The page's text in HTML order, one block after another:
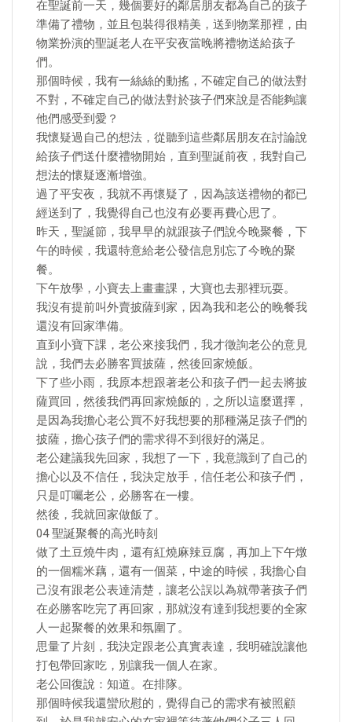
在聖誕前一天，幾個要好的鄰居朋友都為自己的孩子
準備了禮物，並且包裝得很精美，送到物業那裡，由
物業扮演的聖誕老人在平安夜當晚將禮物送給孩子
們。
那個時候，我有一絲絲的動搖，不確定自己的做法對
不對，不確定自己的做法對於孩子們來說是否能夠讓
他們感受到愛？
我懷疑過自己的想法，從聽到這些鄰居朋友在討論說
給孩子們送什麼禮物開始，直到聖誕前夜，我對自己
想法的懷疑逐漸增強。
過了平安夜，我就不再懷疑了，因為該送禮物的都已
經送到了，我覺得自己也沒有必要再費心思了。
昨天，聖誕節，我早早的就跟孩子們說今晚聚餐，下
午的時候，我還特意給老公發信息別忘了今晚的聚
餐。
下午放學，小寶去上畫畫課，大寶也去那裡玩耍。
我沒有提前叫外賣披薩到家，因為我和老公的晚餐我
還沒有回家準備。
直到小寶下課，老公來接我們，我才徵詢老公的意見
說，我們去必勝客買披薩，然後回家燒飯。
下了些小雨，我原本想跟著老公和孩子們一起去將披
薩買回，然後我們再回家燒飯的，之所以這麼選擇，
是因為我擔心老公買不好我想要的那種滿足孩子們的
披薩，擔心孩子們的需求得不到很好的滿足。
老公建議我先回家，我想了一下，我意識到了自己的
擔心以及不信任，我決定放手，信任老公和孩子們，
只是叮囑老公，必勝客在一樓。
然後，我就回家做飯了。
04 聖誕聚餐的高光時刻
做了土豆燒牛肉，還有紅燒麻辣豆腐，再加上下午燉
的一個糯米藕，還有一個菜，中途的時候，我擔心自
己沒有跟老公表達清楚，讓老公誤以為就帶著孩子們
在必勝客吃完了再回家，那就沒有達到我想要的全家
人一起聚餐的效果和氛圍了。
思量了片刻，我決定跟老公真實表達，我明確說讓他
打包帶回家吃，別讓我一個人在家。
老公回復說：知道。在排隊。
那個時候我還蠻欣慰的，覺得自己的需求有被照顧